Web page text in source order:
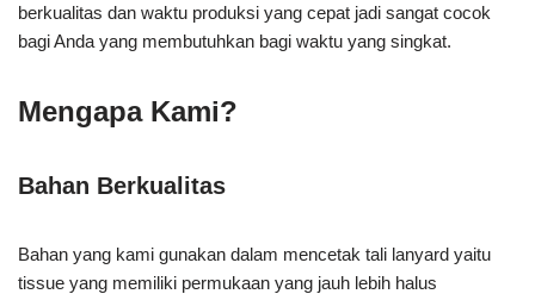
berkualitas dan waktu produksi yang cepat jadi sangat cocok
bagi Anda yang membutuhkan bagi waktu yang singkat.
Mengapa Kami?
Bahan Berkualitas
Bahan yang kami gunakan dalam mencetak tali lanyard yaitu
tissue yang memiliki permukaan yang jauh lebih halus